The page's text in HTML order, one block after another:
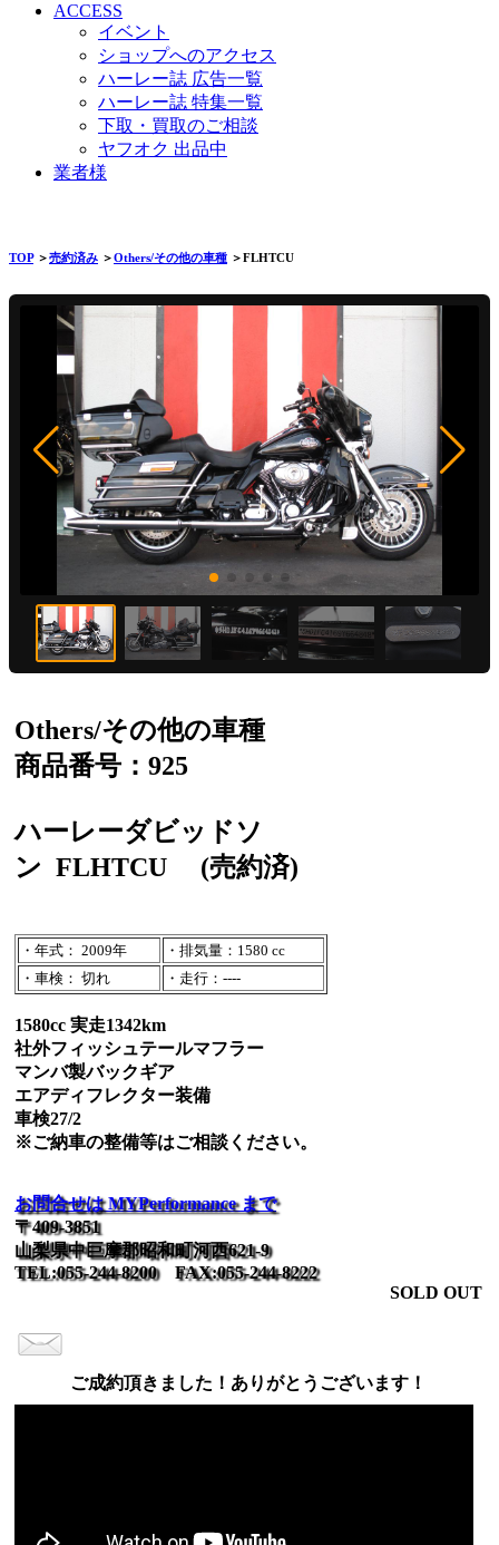
ACCESS
イベント
ショップへのアクセス
ハーレー誌 広告一覧
ハーレー誌 特集一覧
下取・買取のご相談
ヤフオク 出品中
業者様
TOP＞売約済み ＞Others/その他の車種 ＞FLHTCU
Others/その他の車種
商品番号：925
ハーレーダビッドソ
ン FLHTCU (売約済)
・年式： 2009年
・排気量：1580 cc
・車検： 切れ
・走行：----
1580cc 実走1342km
社外フィッシュテールマフラー
マンバ製バックギア
エアディフレクター装備
車検27/2
※ご納車の整備等はご相談ください。
お問合せは MYPerformance まで
〒409-3851
山梨県中巨摩郡昭和町河西621-9
TEL:055-244-8200 FAX:055-244-8222
SOLD OUT
ご成約頂きました！ありがとうございます！